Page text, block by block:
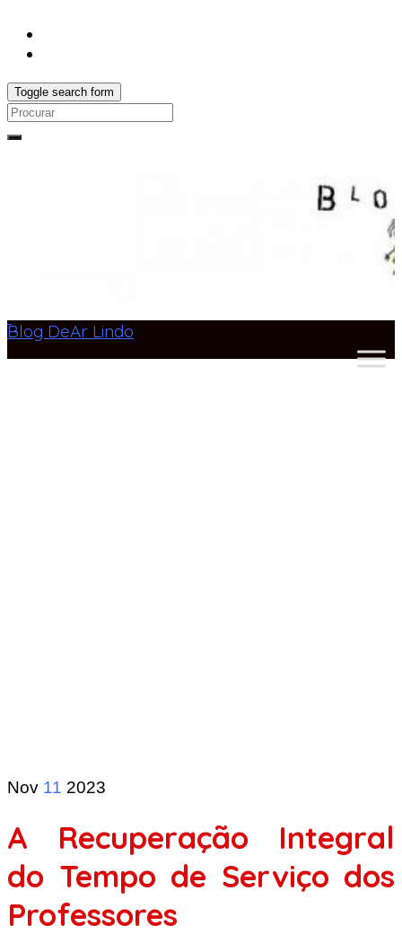
Toggle search form
Search
Blog DeAr Lindo
Nov 11 2023
A Recuperação Integral
do Tempo de Serviço dos
Professores